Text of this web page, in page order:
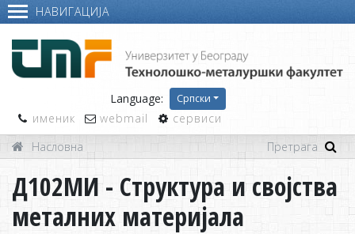
НАВИГАЦИЈА
Language: Српски
именик webmail
сервиси
Насловна
Д102МИ - Структура и својства
металних материјала